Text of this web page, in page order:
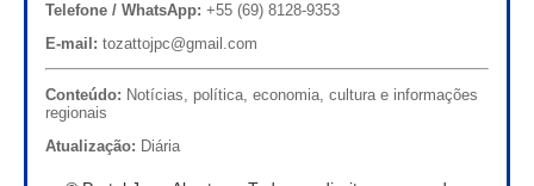
Telefone / WhatsApp: +55 (69) 8128-9353
E-mail: tozattojpc@gmail.com
Conteúdo: Notícias, política, economia, cultura e informações
regionais
Atualização: Diária